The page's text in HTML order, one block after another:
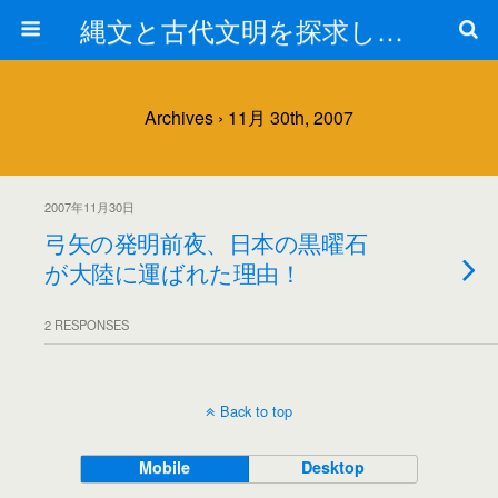
縄文と古代文明を探求しよう！
Archives › 11月 30th, 2007
2007年11月30日
弓矢の発明前夜、日本の黒曜石
が大陸に運ばれた理由！
2 RESPONSES
Back to top
Mobile Desktop